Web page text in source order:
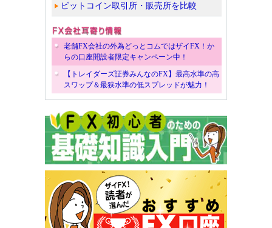
ビットコイン取引所・販売所を比較
老舗FX会社の外為どっとコムではザイFX！か
らの口座開設者限定キャンペーン中！
【トレイダーズ証券みんなのFX】最高水準の高
スワップ＆最狭水準の低スプレッドが魅力！